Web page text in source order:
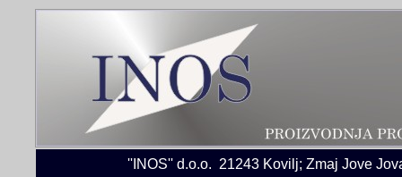
''INOS'' d.o.o. 21243 Kovilj; Zmaj Jove